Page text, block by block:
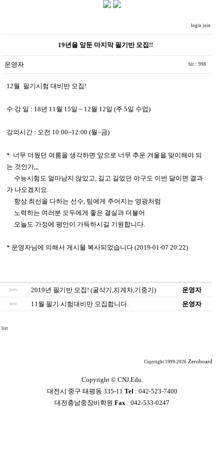
login join
19년을 앞둔 마지막 필기반 모집!!
운영자 hit : 998
12월 필기시험 대비반 모집!
수 강 일 : 18년 11월 15일 ~ 12월 12일 (주 5일 수업)
강의시간 : 오전 10:00~12:00 (월~금)
* 너무 더웠던 여름을 생각하면 앞으로 너무 추운 겨울을 맞이해야 되
는 것인가,,,
수능시험도 얼마남지 않았고, 길고 길었던 야구도 이번 달이면 결과
가 나오겠지요.
항상 최선을 다하는 선수, 팀에게 주어지는 영광처럼
노력하는 여러분 모두에게 좋은 결실과 더불어
오늘도 가정에 평안이 가득하시길 기원합니다.
* 운영자님에 의해서 게시물 복사되었습니다 (2019-01-07 20:22)
prev 2019년 필기반 모집! (굴삭기,지게차,기중기) 운영자
next 11월 필기 시험대비만 모집합니다. 운영자
list
Copyright 1999-2026 Zeroboard
Copyright ©CNJ.Edu.
대전시 중구 태평동 335-11 Tel : 042-523-7400
대전충남중장비학원 Fax : 042-533-0247